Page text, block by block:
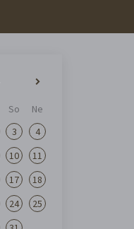
So
Ne
3
4
10
11
17
18
24
25